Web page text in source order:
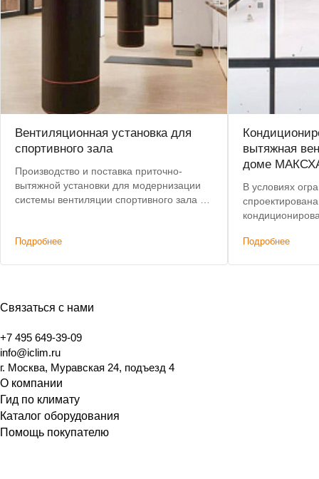
Вентиляционная установка для
спортивного зала
Производство и поставка приточно-
вытяжной установки для модернизации
системы вентиляции спортивного зала в
Подробнее
вытяжная
доме
В условиях
Подробнее
Связаться с нами
+7 495 649-39-09
info@iclim.ru
г. Москва, Муравская 24, подъезд 4
О компании
Гид по климату
Каталог оборудования
Помощь покупателю